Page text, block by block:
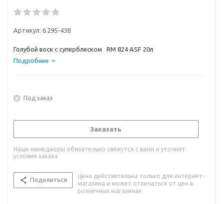
Артикул: 6.295-438
Голубой воск с суперблеском RM 824 ASF 20л
Подробнее
Под заказ
Заказать
Наши менеджеры обязательно свяжутся с вами и уточнят
условия заказа
Поделиться
Цена действительна только для интернет-
магазина и может отличаться от цен в
розничных магазинах